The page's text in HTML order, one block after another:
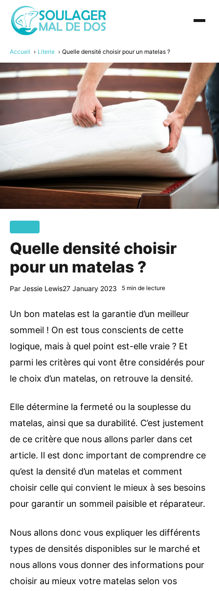
Accueil Literie Quelle densité choisir pour un matelas ?
Quelle densité choisir
pour un matelas ?
Par Jessie Lewis27 January 2023 5 min de lecture
Un bon matelas est la garantie d’un meilleur
sommeil ! On est tous conscients de cette
logique, mais à quel point est-elle vraie ? Et
parmi les critères qui vont être considérés pour
le choix d’un matelas, on retrouve la densité.
Elle détermine la fermeté ou la souplesse du
matelas, ainsi que sa durabilité. C’est justement
de ce critère que nous allons parler dans cet
article. Il est donc important de comprendre ce
qu’est la densité d’un matelas et comment
choisir celle qui convient le mieux à ses besoins
pour garantir un sommeil paisible et réparateur.
Nous allons donc vous expliquer les différents
types de densités disponibles sur le marché et
nous allons vous donner des informations pour
choisir au mieux votre matelas selon vos